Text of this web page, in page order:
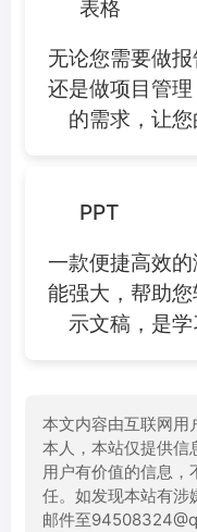
表格
无论您需要做报
还是做项目管
的需求，让
PPT
一款便捷高效
能强大，帮助
示文稿，是学
本文内容由互联网用
本人，本站仅提供信
用户有价值的信息，
任。如发现本站有涉
邮件至